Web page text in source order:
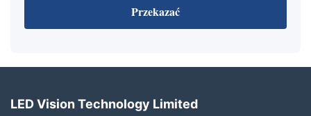
Przekazać
LED Vision Technology Limited